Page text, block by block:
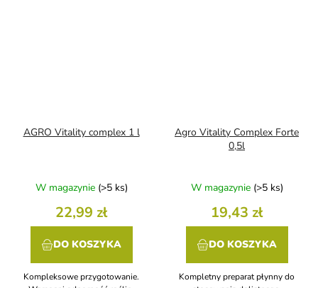
AGRO Vitality complex 1 l
W magazynie (>5 ks)
22,99 zł
DO KOSZYKA
Kompleksowe przygotowanie.
Agro Vitality Complex Forte
0,5l
W magazynie (>5 ks)
19,43 zł
DO KOSZYKA
Kompletny preparat płynny do